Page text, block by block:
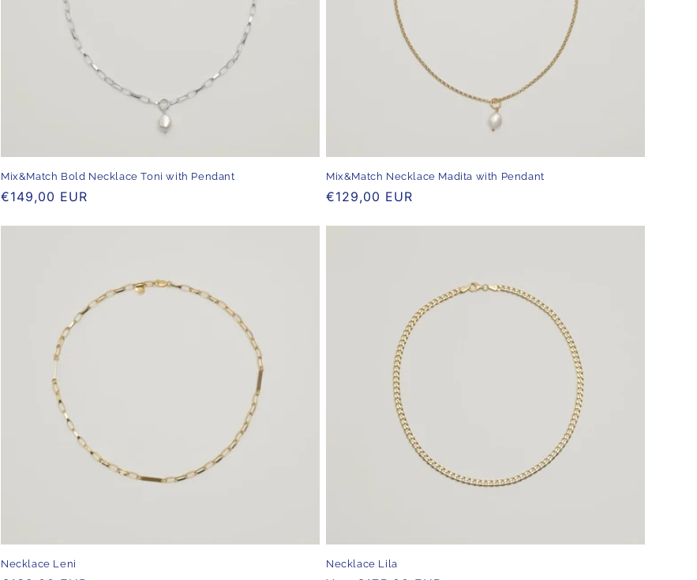
Mix&Match Bold Necklace Toni with Pendant
Normaler
€149,00 EUR
Mix&Match Necklace Madita with Pendant
Normaler
€129,00 EUR
Necklace Leni Necklace Lila